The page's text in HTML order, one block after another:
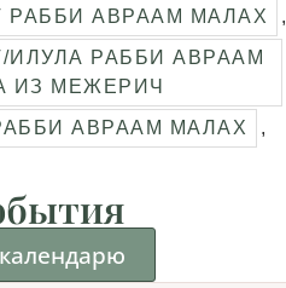
АВРААМ МАЛАХ
,
РАББИ АВРААМ
ИЗ МЕЖЕРИЧ
АВРААМ МАЛАХ
,